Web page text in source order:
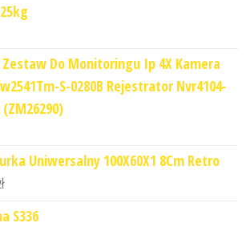
Zestaw Do Monitoringu Ip 4X Kamera
S-0280B Rejestrator Nvr4104-
(ZM26290)
Uniwersalny 100X60X1 8Cm Retro
S336